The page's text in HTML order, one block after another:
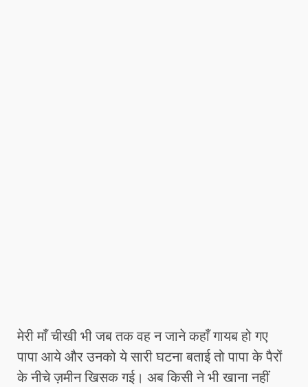
मेरी माँ चीखी भी जब तक वह न जाने कहाँ गायब हो गए
पापा आये और उनको ये सारी घटना बताई तो पापा के पैरों
के नीचे ज़मीन खिसक गई। अब किसी ने भी खाना नहीं